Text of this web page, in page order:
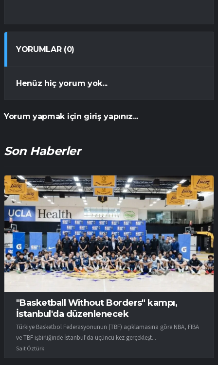
YORUMLAR (0)
Henüz hiç yorum yok...
Yorum yapmak için giriş yapınız...
Son Haberler
"Basketball Without Borders" kampı,
İstanbul'da düzenlenecek
Türkiye Basketbol Federasyonunun (TBF) açıklamasına göre NBA, FIBA
ve TBF işbirliğinde İstanbul'da üçüncü kez gerçekleşt...
Sait Öztürk